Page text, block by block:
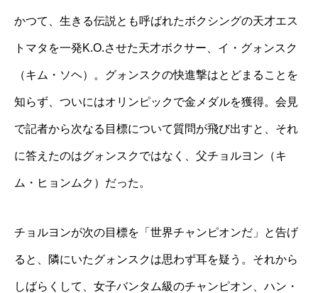
かつて、生きる伝説とも呼ばれたボクシングの天才エス
トマタを一発K.O.させた天才ボクサー、イ・グォンスク
（キム・ソヘ）。グォンスクの快進撃はとどまることを
知らず、ついにはオリンピックで金メダルを獲得。会見
で記者から次なる目標について質問が飛び出すと、それ
に答えたのはグォンスクではなく、父チョルヨン（キ
ム・ヒョンムク）だった。
チョルヨンが次の目標を「世界チャンピオンだ」と告げ
ると、隣にいたグォンスクは思わず耳を疑う。それから
しばらくして、女子バンタム級のチャンピオン、ハン・